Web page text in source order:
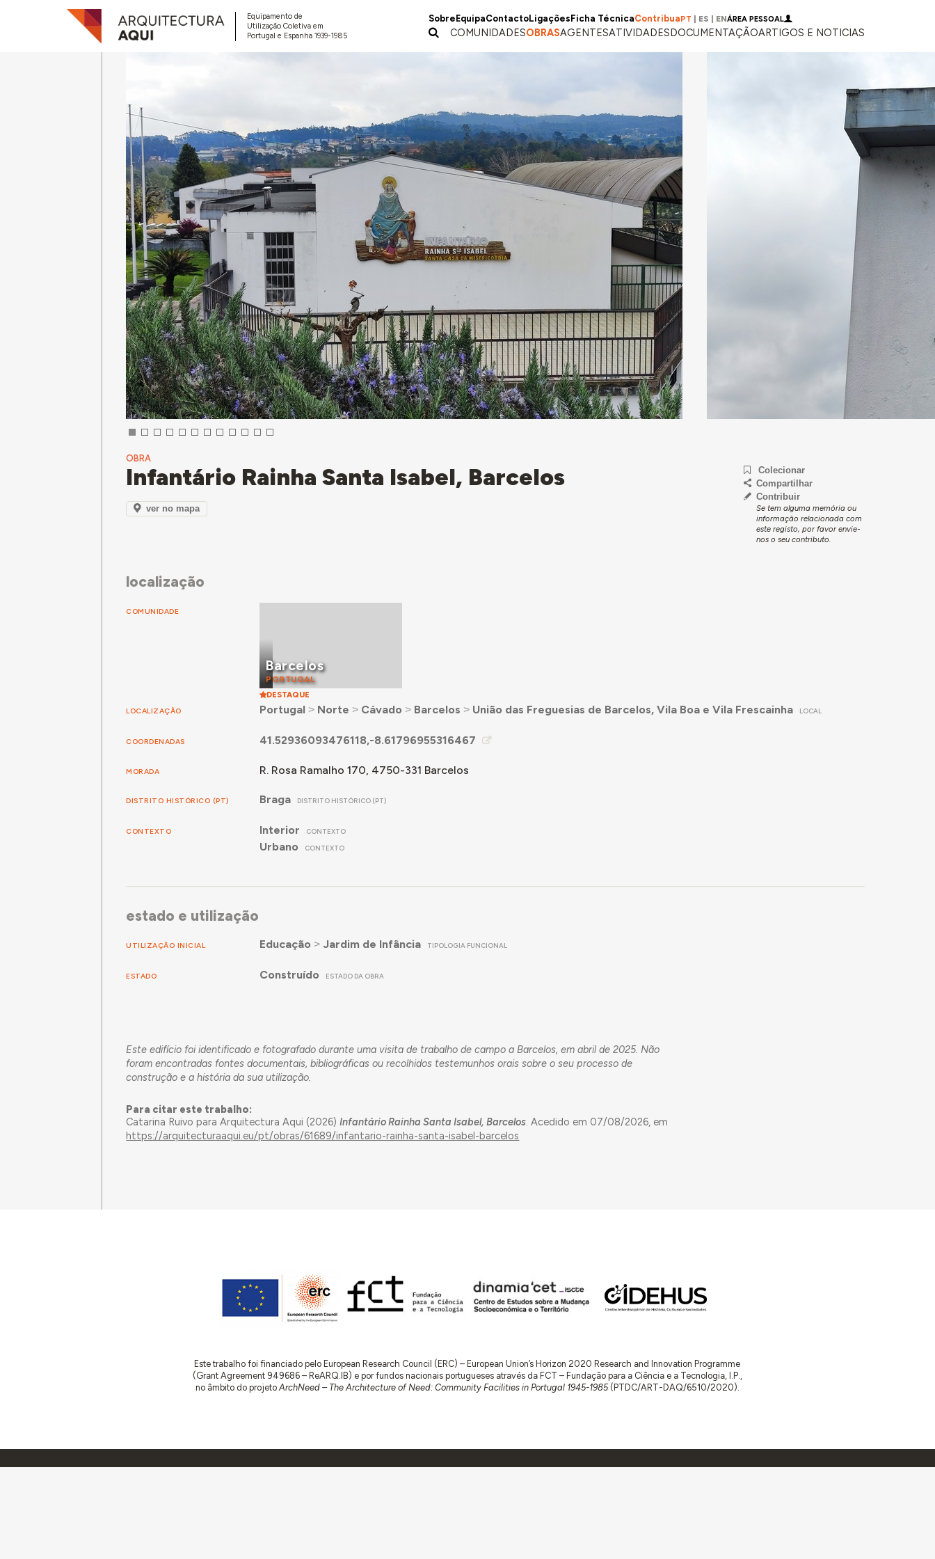
Equipamento de
Utilização Coletiva em
Portugal e Espanha 1939-1985
Sobre EquipaContactoLigações Ficha TécnicaContribuaPT ES ENÁREA PESSOAL
COMUNIDADESOBRASAGENTESATIVIDADESDOCUMENTAÇÃOARTIGOS E NOTICIAS
OBRA
Infantário Rainha Santa Isabel, Barcelos
ver no mapa
Colecionar
Compartilhar
Contribuir
Se tem alguma memória ou
informação relacionada com
este registo, por favor envie-
nos o seu contributo.
localização
COMUNIDADE
Barcelos
PORTUGAL
DESTAQUE
LOCALIZAÇÃO Portugal ˃ Norte ˃ Cávado ˃ Barcelos ˃ União das Freguesias de Barcelos, Vila Boa e Vila Frescainha LOCAL
COORDENADAS 41.52936093476118,-8.61796955316467
MORADA R. Rosa Ramalho 170, 4750-331 Barcelos
DISTRITO HISTÓRICO (PT) Braga DISTRITO HISTÓRICO (PT)
CONTEXTO Interior CONTEXTO
Urbano CONTEXTO
estado e utilização
UTILIZAÇÃO INICIAL Educação ˃ Jardim de Infância TIPOLOGIA FUNCIONAL
ESTADO Construído ESTADO DA OBRA
Este edifício foi identificado e fotografado durante uma visita de trabalho de campo a Barcelos, em abril de 2025. Não
foram encontradas fontes documentais, bibliográficas ou recolhidos testemunhos orais sobre o seu processo de
construção e a história da sua utilização.
Para citar este trabalho:
Catarina Ruivo para Arquitectura Aqui (2026)Infantário Rainha Santa Isabel, Barcelos. Acedido em 07/08/2026, em
https://arquitecturaaqui.eu/pt/obras/61689/infantario-rainha-santa-isabel-barcelos
Este trabalho foi financiado pelo European Research Council (ERC) – European Union’s Horizon 2020 Research and Innovation Programme
(Grant Agreement 949686 – ReARQ.IB) e por fundos nacionais portugueses através da FCT – Fundação para a Ciência e a Tecnologia, I.P.,
no âmbito do projeto ArchNeed – The Architecture of Need: Community Facilities in Portugal 1945-1985(PTDC/ART-DAQ/6510/2020).